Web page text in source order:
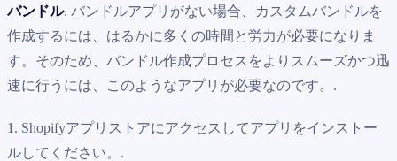
バンドル. バンドルアプリがない場合、カスタムバンドルを
作成するには、はるかに多くの時間と労力が必要になりま
す。そのため、バンドル作成プロセスをよりスムーズかつ迅
速に行うには、このようなアプリが必要なのです。.
1. Shopifyアプリストアにアクセスしてアプリをインストー
ルしてください。.